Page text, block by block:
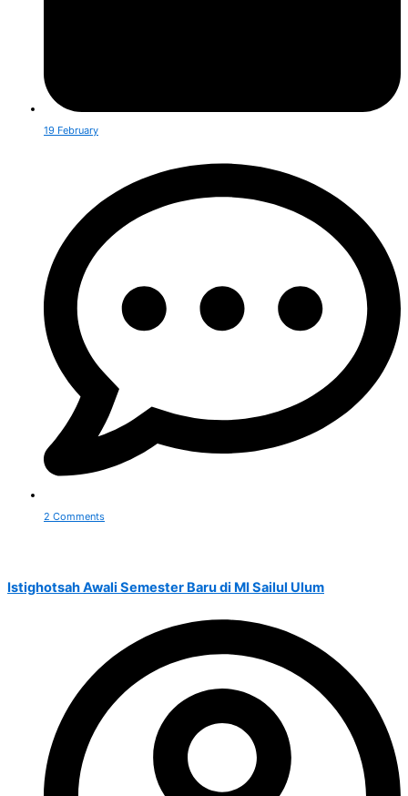
19 February
2 Comments
Istighotsah Awali Semester Baru di MI Sailul Ulum